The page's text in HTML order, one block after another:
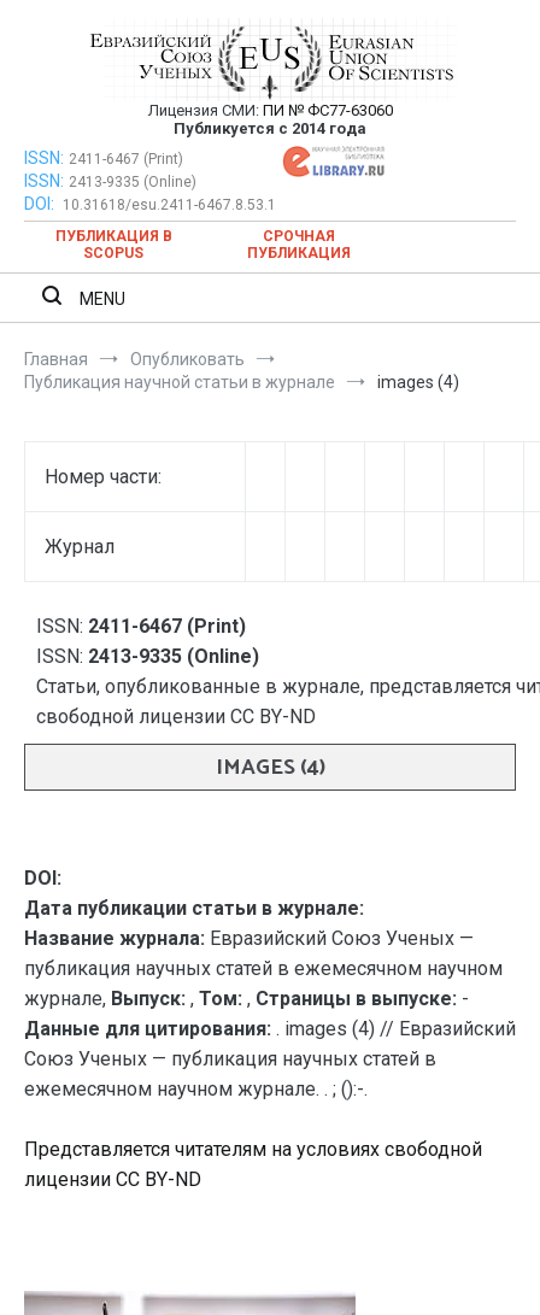
Евразийский Союз Ученых —
публикация научных статей в
ежемесячном научном журнале
Лицензия СМИ: ПИ № ФС77-63060
Публикуется с 2014 года
Евразийский Союз Ученых — публикация научных статей в
ежемесячном научном журнале
ISSN: 2411-6467 (Print)
ISSN: 2413-9335 (Online)
DOI:
10.31618/esu.2411-6467.8.53.1
ПУБЛИКАЦИЯ В
SCOPUS
СРОЧНАЯ
ПУБЛИКАЦИЯ
MENU
Главная
Опубликовать
Публикация научной статьи в журнале
images (4)
Номер части:
Журнал
ISSN: 2411-6467 (Print)
ISSN: 2413-9335 (Online)
Статьи, опубликованные в журнале, представляется
свободной лицензии CC BY-ND
IMAGES (4)
DOI:
Дата публикации статьи в журнале:
Название журнала: Евразийский Союз Ученых —
публикация научных статей в ежемесячном научном
журнале, Выпуск: , Том: , Страницы в выпуске: -
Данные для цитирования: . images (4) // Евразийский
Союз Ученых — публикация научных статей в
ежемесячном научном журнале. . ; ():-.
Представляется читателям на условиях свободной
лицензии CC BY-ND